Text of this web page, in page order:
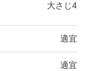
大さじ4
適宜
適宜